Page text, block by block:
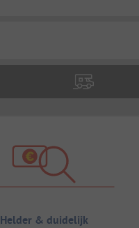
Helder & duidelijk